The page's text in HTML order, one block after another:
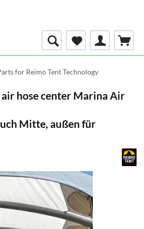
for Reimo Tent Technology
hose center Marina Air
Mitte, außen für